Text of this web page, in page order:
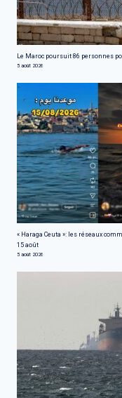
Le Maroc poursuit 86 personnes
5 août 2026
« Haraga Ceuta »: les réseaux
15 août
5 août 2026